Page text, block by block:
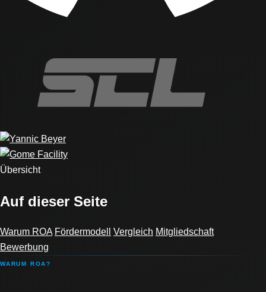
Übersicht
Auf dieser Seite
Warum ROA Fördermodell Vergleich Mitgliedschaft
Bewerbung
WARUM ROA?